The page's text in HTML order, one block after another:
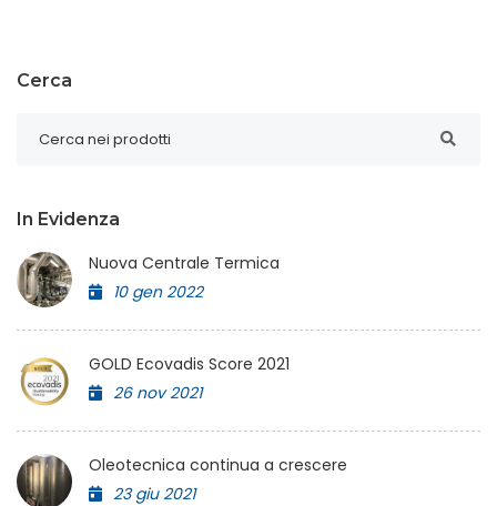
Cerca
In Evidenza
Nuova Centrale Termica
10 gen 2022
GOLD Ecovadis Score 2021
26 nov 2021
Oleotecnica continua a crescere
23 giu 2021